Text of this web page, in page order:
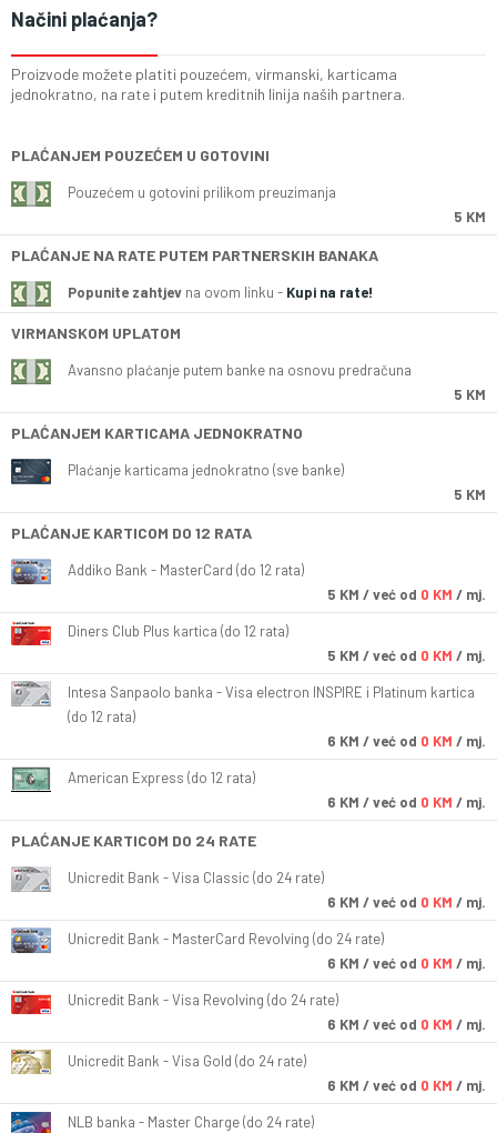
Načini plaćanja?
Proizvode možete platiti pouzećem, virmanski, karticama
jednokratno, na rate i putem kreditnih linija naših partnera.
PLAĆANJEM POUZEĆEM U GOTOVINI
Pouzećem u gotovini prilikom preuzimanja
5 KM
PLAĆANJE NA RATE PUTEM PARTNERSKIH BANAKA
Popunite zahtjev na ovom linku - Kupi na rate!
VIRMANSKOM UPLATOM
Avansno plaćanje putem banke na osnovu predračuna
5 KM
PLAĆANJEM KARTICAMA JEDNOKRATNO
Plaćanje karticama jednokratno (sve banke)
5 KM
PLAĆANJE KARTICOM DO 12 RATA
Addiko Bank - MasterCard (do 12 rata)
5 KM / već od 0 KM / mj.
Diners Club Plus kartica (do 12 rata)
5 KM / već od 0 KM / mj.
Intesa Sanpaolo banka - Visa electron INSPIRE i Platinum kartica
(do 12 rata)
6 KM / već od 0 KM / mj.
American Express (do 12 rata)
6 KM / već od 0 KM / mj.
PLAĆANJE KARTICOM DO 24 RATE
Unicredit Bank - Visa Classic (do 24 rate)
6 KM / već od 0 KM / mj.
Unicredit Bank - MasterCard Revolving (do 24 rate)
6 KM / već od 0 KM / mj.
Unicredit Bank - Visa Revolving (do 24 rate)
6 KM / već od 0 KM / mj.
Unicredit Bank - Visa Gold (do 24 rate)
6 KM / već od 0 KM / mj.
NLB banka - Master Charge (do 24 rate)